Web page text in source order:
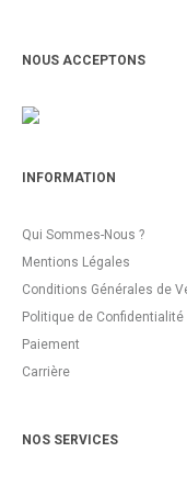
NOUS ACCEPTONS
INFORMATION
Qui Sommes-Nous ?
Mentions Légales
Conditions Générales de
Politique de Confidentialité
Paiement
Carrière
NOS SERVICES